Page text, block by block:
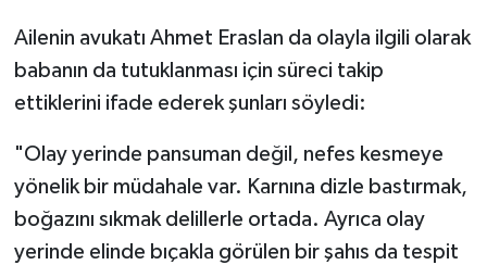
Ailenin avukatı Ahmet Eraslan da olayla ilgili olarak
babanın da tutuklanması için süreci takip
ettiklerini ifade ederek şunları söyledi:
"Olay yerinde pansuman değil, nefes kesmeye
yönelik bir müdahale var. Karnına dizle bastırmak,
boğazını sıkmak delillerle ortada. Ayrıca olay
yerinde elinde bıçakla görülen bir şahıs da tespit